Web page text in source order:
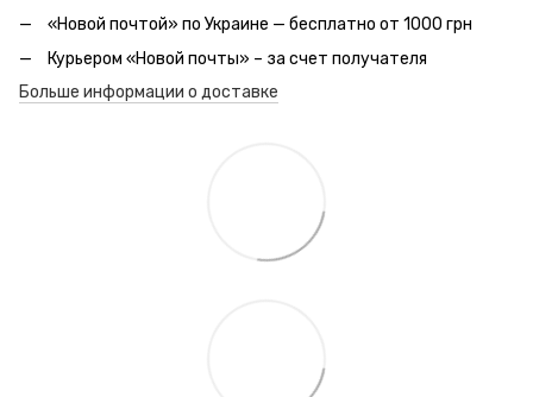
«Новой почтой» по Украине — бесплатно от 1000 грн
Курьером «Новой почты» – за счет получателя
Больше информации о доставке